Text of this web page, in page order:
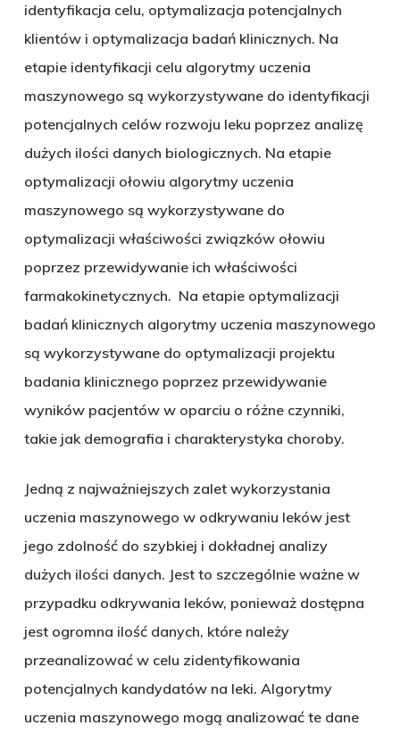
identyfikacja celu, optymalizacja potencjalnych
klientów i optymalizacja badań klinicznych. Na
etapie identyfikacji celu algorytmy uczenia
maszynowego są wykorzystywane do identyfikacji
potencjalnych celów rozwoju leku poprzez analizę
dużych ilości danych biologicznych. Na etapie
optymalizacji ołowiu algorytmy uczenia
maszynowego są wykorzystywane do
optymalizacji właściwości związków ołowiu
poprzez przewidywanie ich właściwości
farmakokinetycznych. Na etapie optymalizacji
badań klinicznych algorytmy uczenia maszynowego
są wykorzystywane do optymalizacji projektu
badania klinicznego poprzez przewidywanie
wyników pacjentów w oparciu o różne czynniki,
takie jak demografia i charakterystyka choroby.
Jedną z najważniejszych zalet wykorzystania
uczenia maszynowego w odkrywaniu leków jest
jego zdolność do szybkiej i dokładnej analizy
dużych ilości danych. Jest to szczególnie ważne w
przypadku odkrywania leków, ponieważ dostępna
jest ogromna ilość danych, które należy
przeanalizować w celu zidentyfikowania
potencjalnych kandydatów na leki. Algorytmy
uczenia maszynowego mogą analizować te dane